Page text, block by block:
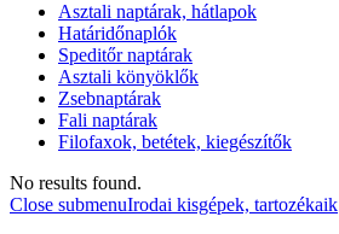
Asztali naptárak, hátlapok
Határidőnaplók
Speditőr naptárak
Asztali könyöklők
Zsebnaptárak
Fali naptárak
Filofaxok, betétek, kiegészítők
No results found.
Close submenuIrodai kisgépek, tartozékaik